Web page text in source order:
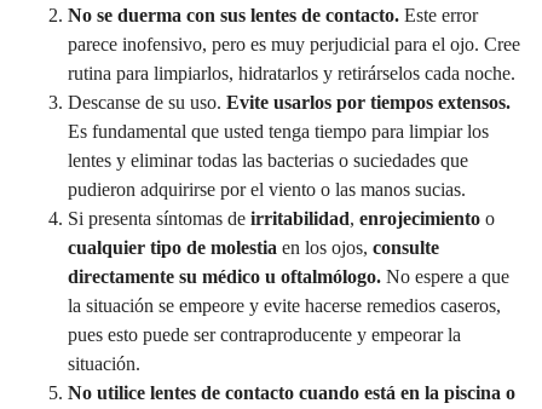
No se duerma con sus lentes de contacto. Este error
parece inofensivo, pero es muy perjudicial para el ojo. Cree
rutina para limpiarlos, hidratarlos y retirárselos cada noche.
Descanse de su uso. Evite usarlos por tiempos extensos.
Es fundamental que usted tenga tiempo para limpiar los
lentes y eliminar todas las bacterias o suciedades que
pudieron adquirirse por el viento o las manos sucias.
Si presenta síntomas de irritabilidad, enrojecimiento o
cualquier tipo de molestia en los ojos, consulte
directamente su médico u oftalmólogo. No espere a que
la situación se empeore y evite hacerse remedios caseros,
pues esto puede ser contraproducente y empeorar la
situación.
No utilice lentes de contacto cuando está en la piscina o